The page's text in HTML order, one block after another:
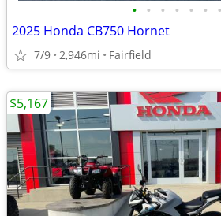
• • • • • • •
2025 Honda CB750 Hornet
7/9 2,946mi Fairfield
$5,167